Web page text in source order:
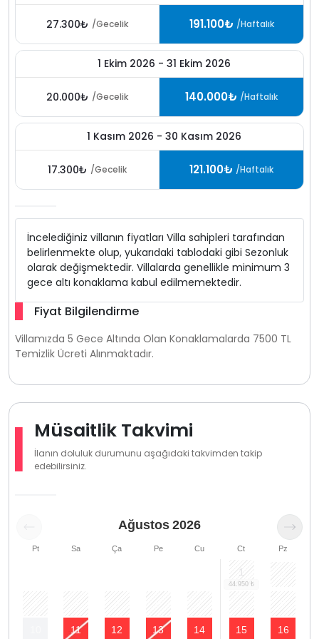
27.300₺ /Gecelik 191.100₺ /Haftalık
1 Ekim 2026 - 31 Ekim 2026
20.000₺ /Gecelik 140.000₺ /Haftalık
1 Kasım 2026 - 30 Kasım 2026
17.300₺ /Gecelik 121.100₺ /Haftalık
İncelediğiniz villanın fiyatları Villa sahipleri tarafından
belirlenmekte olup, yukarıdaki tablodaki gibi Sezonluk
olarak değişmektedir. Villalarda genellikle minimum 3
gece altı konaklama kabul edilmemektedir.
Fiyat Bilgilendirme
Villamızda 5 Gece Altında Olan Konaklamalarda 7500 TL
Temizlik Ücreti Alınmaktadır.
Müsaitlik Takvimi
İlanın doluluk durumunu aşağıdaki takvimden takip
edebilirsiniz.
Ağustos 2026
Pt Sa Ça Pe Cu Ct Pz
1
11 12 13 14 15 16